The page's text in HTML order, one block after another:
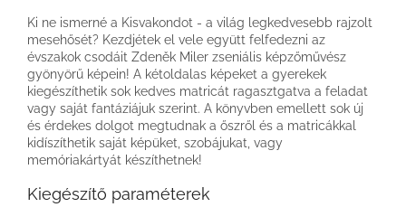
Ki ne ismerné a Kisvakondot - a világ legkedvesebb rajzolt
mesehősét? Kezdjétek el vele együtt felfedezni az
évszakok csodáit Zdeněk Miler zseniális képzőművész
gyönyörű képein! A kétoldalas képeket a gyerekek
kiegészíthetik sok kedves matricát ragasztgatva a feladat
vagy saját fantáziájuk szerint. A könyvben emellett sok új
és érdekes dolgot megtudnak a őszről és a matricákkal
kidíszíthetik saját képüket, szobájukat, vagy
memóriakártyát készíthetnek!
Kiegészítő paraméterek